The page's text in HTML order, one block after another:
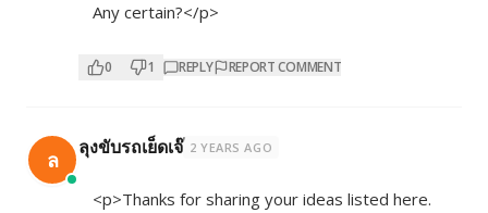
Any certain?</p>
0 1 REPLY REPORT COMMENT
ล ลุงขับรถเย็ดเจ๊ 2 YEARS AGO
<p>Thanks for sharing your ideas listed here.